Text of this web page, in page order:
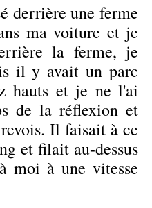
derrière une ferme
ma voiture et je
la ferme, je
il y avait un parc
hauts et je ne l'ai
de la réflexion et
Il faisait à ce
et filait au-dessus
moi à une vitesse